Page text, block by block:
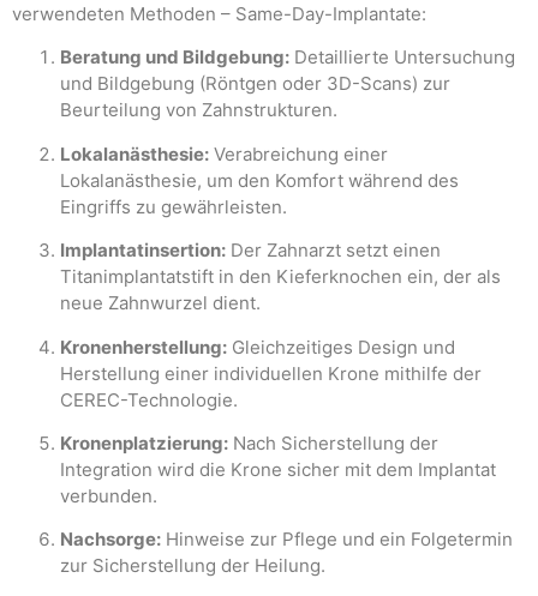
verwendeten Methoden – Same-Day-Implantate:
Beratung und Bildgebung: Detaillierte Untersuchung
und Bildgebung (Röntgen oder 3D-Scans) zur
Beurteilung von Zahnstrukturen.
Lokalanästhesie: Verabreichung einer
Lokalanästhesie, um den Komfort während des
Eingriffs zu gewährleisten.
Implantatinsertion: Der Zahnarzt setzt einen
Titanimplantatstift in den Kieferknochen ein, der als
neue Zahnwurzel dient.
Kronenherstellung: Gleichzeitiges Design und
Herstellung einer individuellen Krone mithilfe der
CEREC-Technologie.
Kronenplatzierung: Nach Sicherstellung der
Integration wird die Krone sicher mit dem Implantat
verbunden.
Nachsorge: Hinweise zur Pflege und ein Folgetermin
zur Sicherstellung der Heilung.